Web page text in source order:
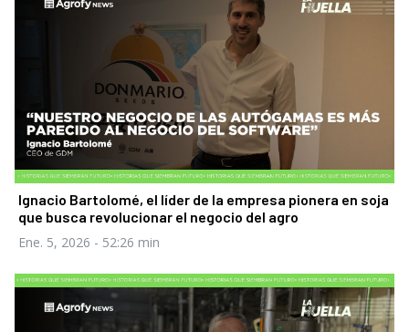
Ignacio Bartolomé, el líder de la empresa pionera en soja
que busca revolucionar el negocio del agro
Ene. 5, 2026 - 52:26 min